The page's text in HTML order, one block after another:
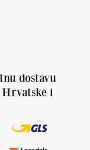
dostavu
i